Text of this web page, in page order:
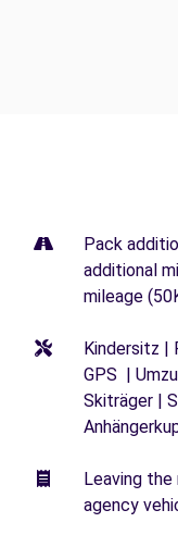
Pack
additional
mileage
Kindersitz |
GPS |
Skiträger |
Leaving
agency